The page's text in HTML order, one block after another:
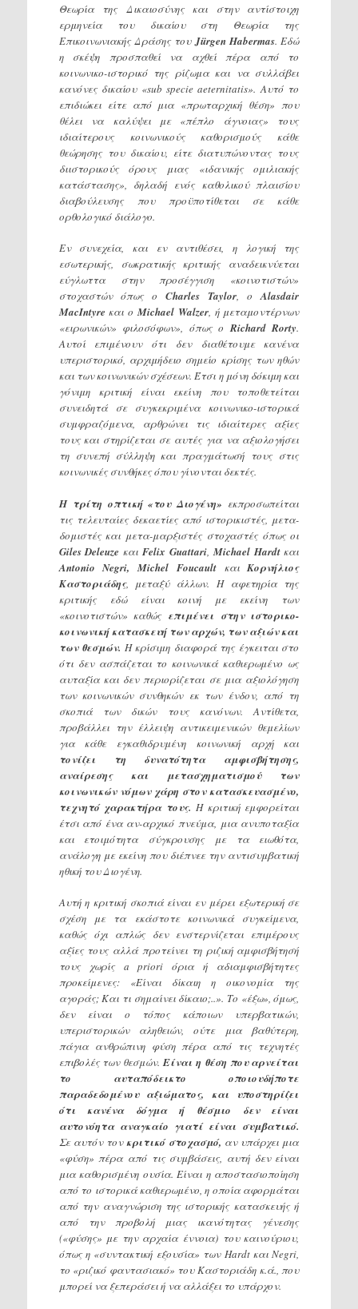
Θεωρία της Δικαιοσύνης και στην αντίστοιχη
ερμηνεία του δικαίου στη Θεωρία της
Επικοινωνιακής Δράσης του Jürgen Habermas. Εδώ
η σκέψη προσπαθεί να αχθεί πέρα από το
κοινωνικο-ιστορικό της ρίζωμα και να συλλάβει
κανόνες δικαίου «sub specie aeternitatis». Αυτό το
επιδιώκει είτε από μια «πρωταρχική θέση» που
θέλει να καλύψει με «πέπλο άγνοιας» τους
ιδιαίτερους κοινωνικούς καθορισμούς κάθε
θεώρησης του δικαίου, είτε διατυπώνοντας τους
διιστορικούς όρους μιας «ιδανικής ομιλιακής
κατάστασης», δηλαδή ενός καθολικού πλαισίου
διαβούλευσης που προϋποτίθεται σε κάθε
ορθολογικό διάλογο.
Εν συνεχεία, και εν αντιθέσει, η λογική της
εσωτερικής, σωκρατικής κριτικής αναδεικνύεται
εύγλωττα στην προσέγγιση «κοινοτιστών»
στοχαστών όπως ο Charles Taylor, oAlasdair
MacIntyre και οMichael Walzer, ή μεταμοντέρνων
«ειρωνικών» φιλοσόφων», όπως οRichard Rorty.
Αυτοί επιμένουν ότι δεν διαθέτουμε κανένα
υπεριστορικό, αρχιμήδειο σημείο κρίσης των ηθών
και των κοινωνικών σχέσεων. Έτσι η μόνη δόκιμη και
γόνιμη κριτική είναι εκείνη που τοποθετείται
συνειδητά σε συγκεκριμένα κοινωνικο-ιστορικά
συμφραζόμενα, αρθρώνει τις ιδιαίτερες αξίες
τους και στηρίζεται σε αυτές για να αξιολογήσει
τη συνεπή σύλληψη και πραγμάτωσή τους στις
κοινωνικές συνθήκες όπου γίνονται δεκτές.
Η τρίτη οπτική «του Διογένη» εκπροσωπείται
τις τελευταίες δεκαετίες από ιστορικιστές, μετα-
δομιστές και μετα-μαρξιστές στοχαστές όπως οι
Giles Deleuze και Felix Guattari, Michael Hardt και
Antonio Negri,Michel Foucault καιKoρνήλιος
Καστοριάδης, μεταξύ άλλων. Η αφετηρία της
κριτικής εδώ είναι κοινή με εκείνη των
«κοινοτιστών» καθώς επιμένει στην ιστορικο-
κοινωνική κατασκευή των αρχών, των αξιών και
των θεσμών. Η κρίσιμη διαφορά της έγκειται στο
ότι δεν ασπάζεται το κοινωνικά καθιερωμένο ως
αυταξία και δεν περιορίζεται σε μια αξιολόγηση
των κοινωνικών συνθηκών εκ των ένδον, από τη
σκοπιά των δικών τους κανόνων. Αντίθετα,
προβάλλει την έλλειψη αντικειμενικών θεμελίων
για κάθε εγκαθιδρυμένη κοινωνική αρχή και
τονίζει τη δυνατότητα αμφισβήτησης,
αναίρεσης και μετασχηματισμού των
κοινωνικών νόμων χάρη στον κατασκευασμένο,
τεχνητό χαρακτήρα τους. Η κριτική εμφορείται
έτσι από ένα αν-αρχικό πνεύμα, μια ανυποταξία
και ετοιμότητα σύγκρουσης με τα ειωθότα,
ανάλογη με εκείνη που διέπνεε την αντισυμβατική
ηθική του Διογένη.
Αυτή η κριτική σκοπιά είναι εν μέρει εξωτερική σε
σχέση με τα εκάστοτε κοινωνικά συγκείμενα,
καθώς όχι απλώς δεν ενστερνίζεται επιμέρους
αξίες τους αλλά προτείνει τη ριζική αμφισβήτησή
τους χωρίς a priori όρια ή αδιαμφισβήτητες
προκείμενες: «Είναι δίκαιη η οικονομία της
αγοράς; Και τι σημαίνει δίκαιο;..». Το «έξω», όμως,
δεν είναι ο τόπος κάποιων υπερβατικών,
υπεριστορικών αληθειών, ούτε μια βαθύτερη,
πάγια ανθρώπινη φύση πέρα από τις τεχνητές
επιβολές των θεσμών.Είναι η θέση που αρνείται
το αυταπόδεικτο οποιουδήποτε
παραδεδομένου αξιώματος, και υποστηρίζει
ότι κανένα δόγμα ή θέσμιο δεν είναι
αυτονόητα αναγκαίο γιατί είναι συμβατικό.
Σε αυτόν τονκριτικό στοχασμό, αν υπάρχει μια
«φύση» πέρα από τις συμβάσεις, αυτή δεν είναι
μια καθορισμένη ουσία. Είναι η αποστασιοποίηση
από το ιστορικά καθιερωμένο, η οποία αφορμάται
από την αναγνώριση της ιστορικής κατασκευής ή
από την προβολή μιας ικανότητας γένεσης
(«φύσης» με την αρχαία έννοια) του καινούριου,
όπως η «συντακτική εξουσία» των Hardt και Negri,
το «ριζικό φαντασιακό» του Καστοριάδη κ.ά., που
μπορεί να ξεπεράσει ή να αλλάξει το υπάρχον.